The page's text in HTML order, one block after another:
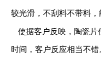
较光滑，不刮料不带料，
使据客户反映，陶瓷
时间，客户反应相当不错